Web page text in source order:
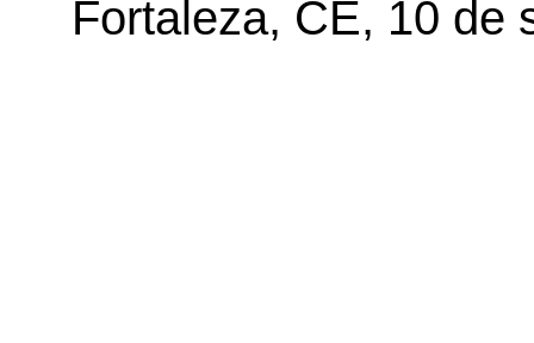
Fortaleza, CE, 10 de